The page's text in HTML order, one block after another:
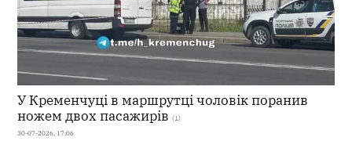
У Кременчуці в маршрутці чоловік поранив
ножем двох пасажирів (1)
30-07-2026, 17:06